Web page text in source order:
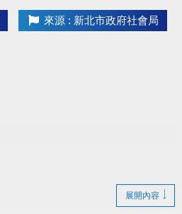
來源 : 新北市政府社會局
展開內容